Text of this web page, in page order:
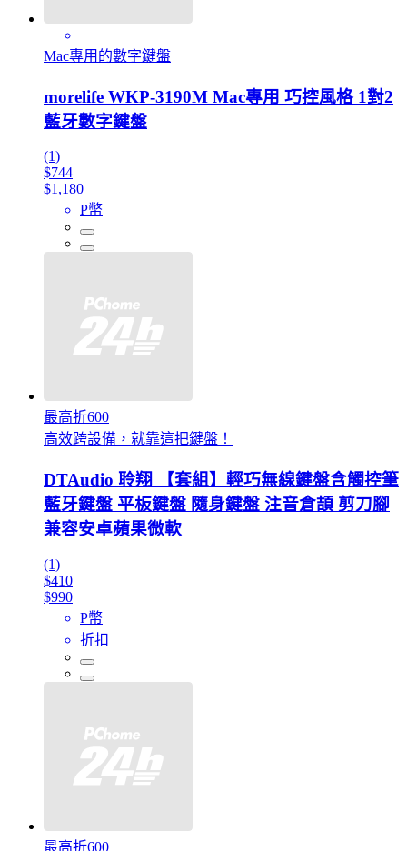
Mac專用的數字鍵盤
morelife WKP-3190M Mac專用 巧控風格 1對2
藍牙數字鍵盤
(1)
$744
$1,180
P幣
最高折600
高效跨設備，就靠這把鍵盤！
DTAudio 聆翔 【套組】輕巧無線鍵盤含觸控筆
藍牙鍵盤 平板鍵盤 隨身鍵盤 注音倉頡 剪刀腳
兼容安卓蘋果微軟
(1)
$410
$990
P幣
折扣
最高折600